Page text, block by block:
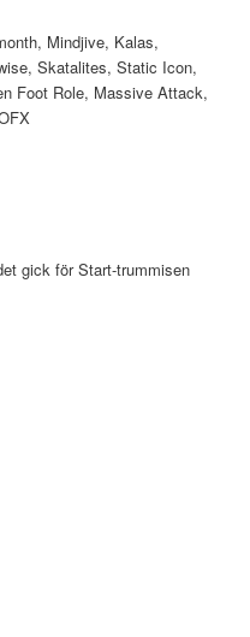
Mindjive, Kalas,
Skatalites, Static Icon,
Foot Role, Massive Attack,
gick för Start-trummisen